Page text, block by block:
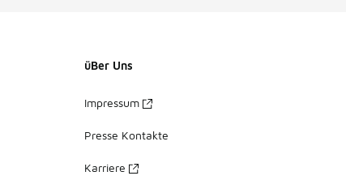
üBer Uns
Impressum
Presse Kontakte
Karriere